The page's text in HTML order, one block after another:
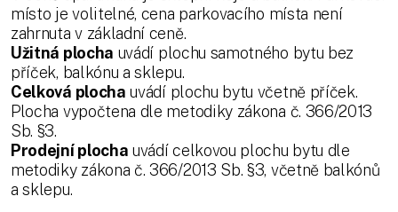
místo je volitelné, cena parkovacího místa není
zahrnuta v základní ceně.
Užitná plocha uvádí plochu samotného bytu bez
příček, balkónu a sklepu.
Celková plocha uvádí plochu bytu včetně příček.
Plocha vypočtena dle metodiky zákona č. 366/2013
Sb. §3.
Prodejní plocha uvádí celkovou plochu bytu dle
metodiky zákona č. 366/2013 Sb. §3, včetně balkónů
a sklepu.